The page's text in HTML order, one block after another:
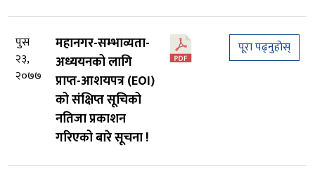
पुस
२३,
२०७७
महानगर-सम्भाव्यता-
अध्ययनको लागि
प्राप्त-आशयपत्र (EOI)
को संक्षिप्त सूचिको
नतिजा प्रकाशन
गरिएको बारे सूचना !
पूरा पढ्नुहोस्